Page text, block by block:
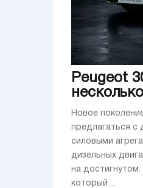
Peugeot
Новое
предлагаться
силовыми
дизельных
на
который ...